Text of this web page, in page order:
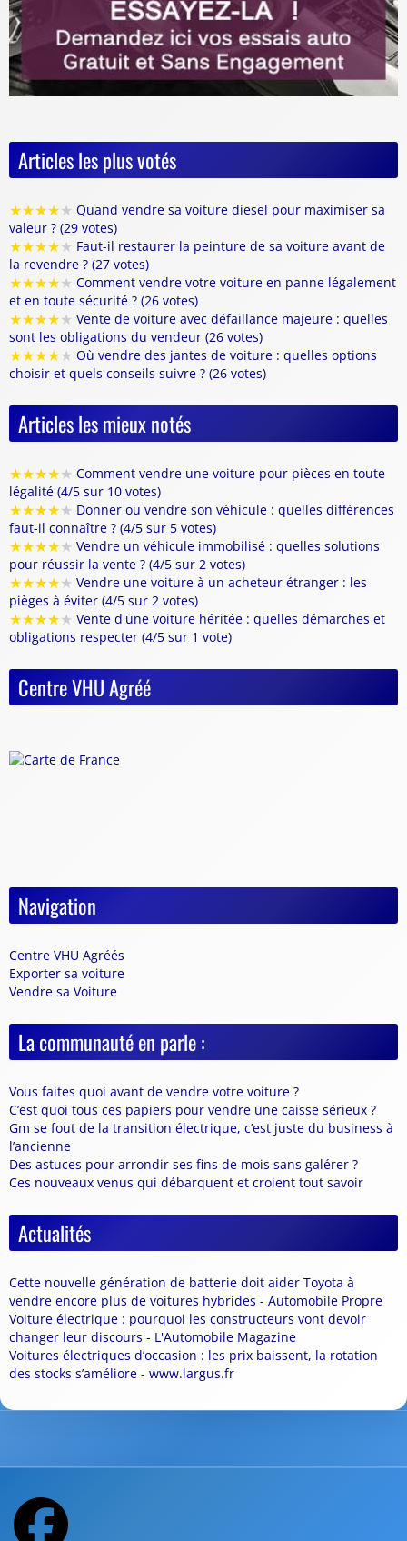
Articles les plus votés
★★★★★ Quand vendre sa voiture diesel pour maximiser sa
valeur ? (29 votes)
★★★★★ Faut-il restaurer la peinture de sa voiture avant de
la revendre ? (27 votes)
★★★★★ Comment vendre votre voiture en panne légalement
et en toute sécurité ? (26 votes)
★★★★★ Vente de voiture avec défaillance majeure : quelles
sont les obligations du vendeur (26 votes)
★★★★★ Où vendre des jantes de voiture : quelles options
choisir et quels conseils suivre ? (26 votes)
Articles les mieux notés
★★★★★ Comment vendre une voiture pour pièces en toute
légalité (4/5 sur 10 votes)
★★★★★ Donner ou vendre son véhicule : quelles différences
faut-il connaître ? (4/5 sur 5 votes)
★★★★★ Vendre un véhicule immobilisé : quelles solutions
pour réussir la vente ? (4/5 sur 2 votes)
★★★★★ Vendre une voiture à un acheteur étranger : les
pièges à éviter (4/5 sur 2 votes)
★★★★★ Vente d'une voiture héritée : quelles démarches et
obligations respecter (4/5 sur 1 vote)
Centre VHU Agréé
Navigation
Centre VHU Agréés
Exporter sa voiture
Vendre sa Voiture
La communauté en parle :
Vous faites quoi avant de vendre votre voiture ?
C’est quoi tous ces papiers pour vendre une caisse sérieux ?
Gm se fout de la transition électrique, c’est juste du business à
l’ancienne
Des astuces pour arrondir ses fins de mois sans galérer ?
Ces nouveaux venus qui débarquent et croient tout savoir
Actualités
Cette nouvelle génération de batterie doit aider Toyota à
vendre encore plus de voitures hybrides - Automobile Propre
Voiture électrique : pourquoi les constructeurs vont devoir
changer leur discours - L'Automobile Magazine
Voitures électriques d’occasion : les prix baissent, la rotation
des stocks s’améliore - www.largus.fr